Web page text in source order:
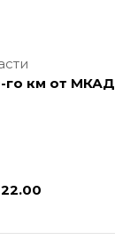
го км от МКАД